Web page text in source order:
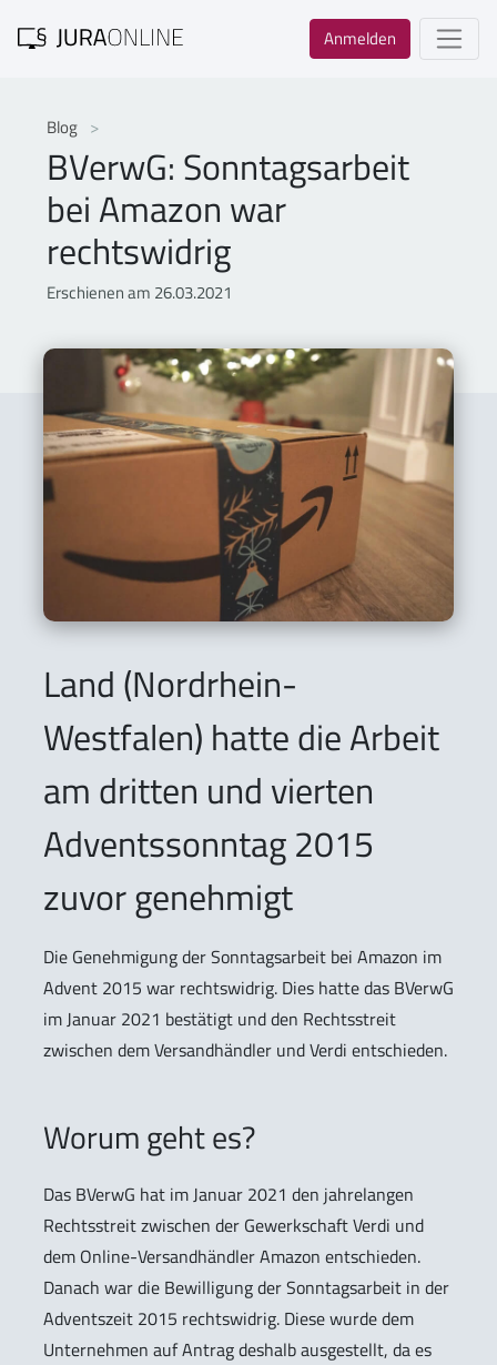
Anmelden
Blog
BVerwG: Sonntagsarbeit
bei Amazon war
rechtswidrig
Erschienen am 26.03.2021
Land (Nordrhein-
Westfalen) hatte die Arbeit
am dritten und vierten
Adventssonntag 2015
zuvor genehmigt
Die Genehmigung der Sonntagsarbeit bei Amazon im
Advent 2015 war rechtswidrig. Dies hatte das BVerwG
im Januar 2021 bestätigt und den Rechtsstreit
zwischen dem Versandhändler und Verdi entschieden.
Worum geht es?
Das BVerwG hat im Januar 2021 den jahrelangen
Rechtsstreit zwischen der Gewerkschaft Verdi und
dem Online-Versandhändler Amazon entschieden.
Danach war die Bewilligung der Sonntagsarbeit in der
Adventszeit 2015 rechtswidrig. Diese wurde dem
Unternehmen auf Antrag deshalb ausgestellt, da es